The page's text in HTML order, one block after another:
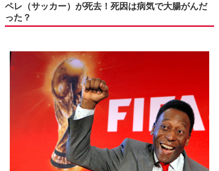
ペレ（サッカー）が死去！死因は病気で大腸がんだ
った？